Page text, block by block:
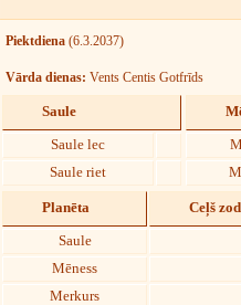
Piektdiena (6.3.2037)
Vārda dienas: Vents Centis Gotfrīds
Saule
Saule lec
Saule riet
Planēta Ceļš
Saule
Mēness
Merkurs